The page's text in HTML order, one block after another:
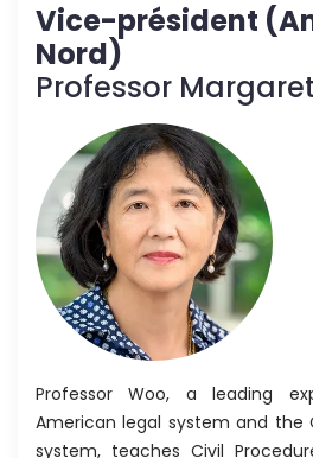
Vice-président
Nord)
Professor
Professor Woo, a leading
American legal system and the
system, teaches Civil